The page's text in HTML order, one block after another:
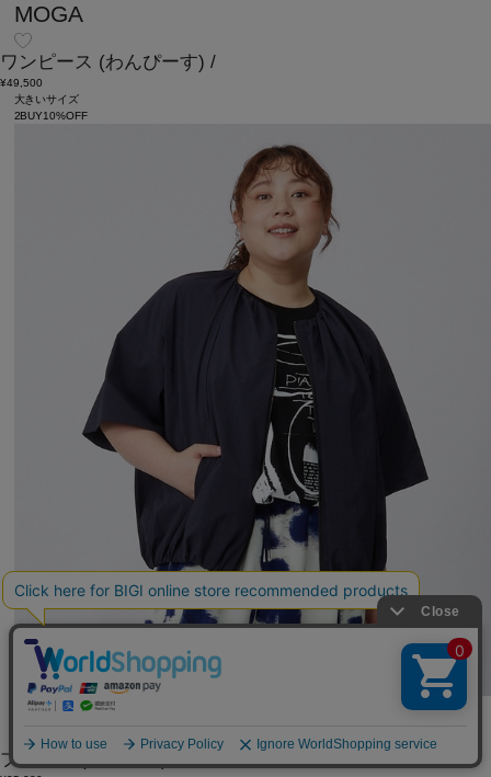
MOGA
ワンピース (わんぴーす) /
¥49,500
大きいサイズ
2BUY10%OFF
MOGA
ブルゾン